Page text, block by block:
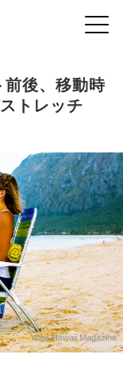
前後、移動時
トレッチ
Yoga Hawaii Magazine